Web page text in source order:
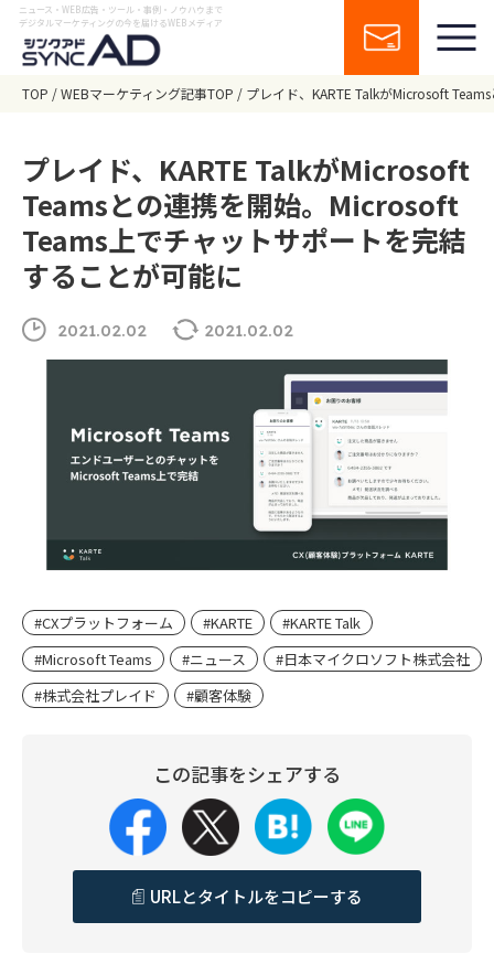
ニュース・WEB広告・ツール・事例・ノウハウまで
デジタルマーケティングの今を届けるWEBメディア
TOP WEBマーケティング記事TOP プレイド、KARTE TalkがMicrosoft
プレイド、KARTE TalkがMicrosoft
Teamsとの連携を開始。Microsoft
Teams上でチャットサポートを完結
することが可能に
2021.02.02 2021.02.02
#CXプラットフォーム #KARTE
#KARTE Talk
#Microsoft Teams
#ニュース
#日本マイクロソフト株式会社
#株式会社プレイド
#顧客体験
この記事をシェアする
URLとタイトルをコピーする